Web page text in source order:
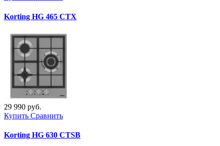
Korting HG 465 CTX
29 990 руб.
Купить Сравнить
Korting HG 630 CTSB